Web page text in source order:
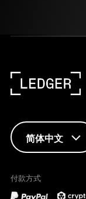
简体中文
FRANÇAIS
付款方式